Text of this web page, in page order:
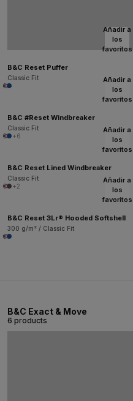
Añadir a
los
favoritos
B&C Reset Puffer
Classic Fit
Añadir a
los
favoritos
B&C #Reset Windbreaker
Classic Fit
+6
Añadir a
los
favoritos
B&C Reset Lined Windbreaker
Classic Fit
+2
Añadir a
los
favoritos
B&C Reset 3Lr® Hooded Softshell
300 g/m² / Classic Fit
B&C Exact & Move
6 products